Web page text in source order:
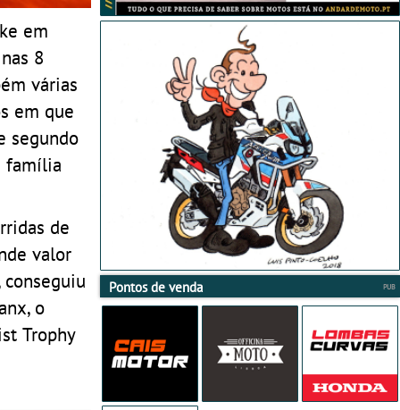
em
8
várias
em que
segundo
família
de
valor
o
Trophy
Pontos de venda